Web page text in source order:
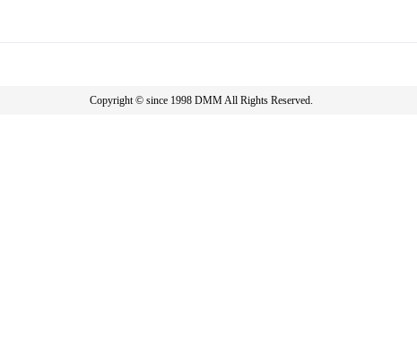
Copyright © since 1998 DMM All Rights Reserved.